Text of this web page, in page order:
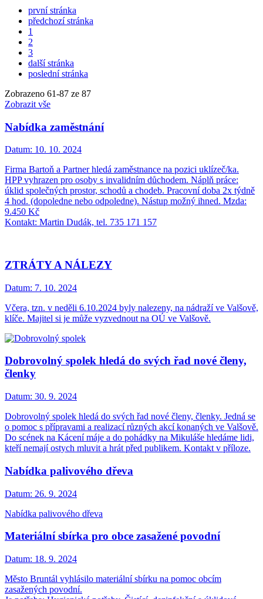
první stránka
předchozí stránka
1
2
3
další stránka
poslední stránka
Zobrazeno 61-87 ze 87
Zobrazit vše
Nabídka zaměstnání
Datum: 10. 10. 2024
Firma Bartoň a Partner hledá zaměstnance na pozici uklízeč/ka.
HPP vyhrazen pro osoby s invalidním důchodem. Náplň práce:
úklid společných prostor, schodů a chodeb. Pracovní doba 2x týdně
4 hod. (dopoledne nebo odpoledne). Nástup možný ihned. Mzda:
9.450 Kč
Kontakt: Martin Dudák, tel. 735 171 157
ZTRÁTY A NÁLEZY
Datum: 7. 10. 2024
Včera, tzn. v neděli 6.10.2024 byly nalezeny, na nádraží ve Valšově,
klíče. Majitel si je může vyzvednout na OÚ ve Valšově.
Dobrovolný spolek hledá do svých řad nové členy,
členky
Datum: 30. 9. 2024
Dobrovolný spolek hledá do svých řad nové členy, členky. Jedná se
o pomoc s přípravami a realizací různých akcí konaných ve Valšově.
Do scének na Kácení máje a do pohádky na Mikuláše hledáme lidi,
kteří nemají ostych mluvit a hrát před publikem. Kontakt v příloze.
Nabídka palivového dřeva
Datum: 26. 9. 2024
Nabídka palivového dřeva
Materiální sbírka pro obce zasažené povodní
Datum: 18. 9. 2024
Město Bruntál vyhlásilo materiální sbírku na pomoc obcím
zasažených povodní.